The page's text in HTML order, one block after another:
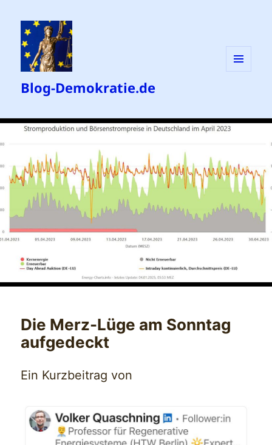
Blog-Demokratie.de
Die Merz-Lüge am Sonntag
aufgedeckt
Ein Kurzbeitrag von